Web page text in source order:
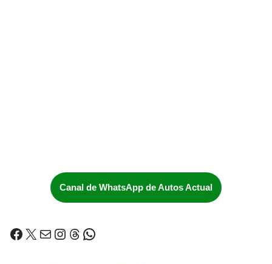
Canal de WhatsApp de Autos Actual